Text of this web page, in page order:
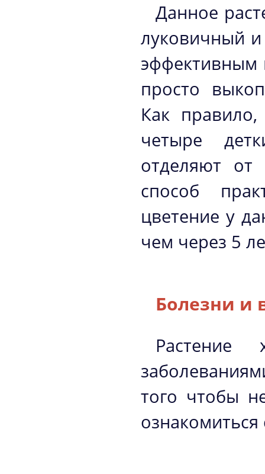
Данное
луковичный
эффективным
просто
Как
четыре
отделяют
способ
цветение у
чем через 5
Болезни и
того чтобы